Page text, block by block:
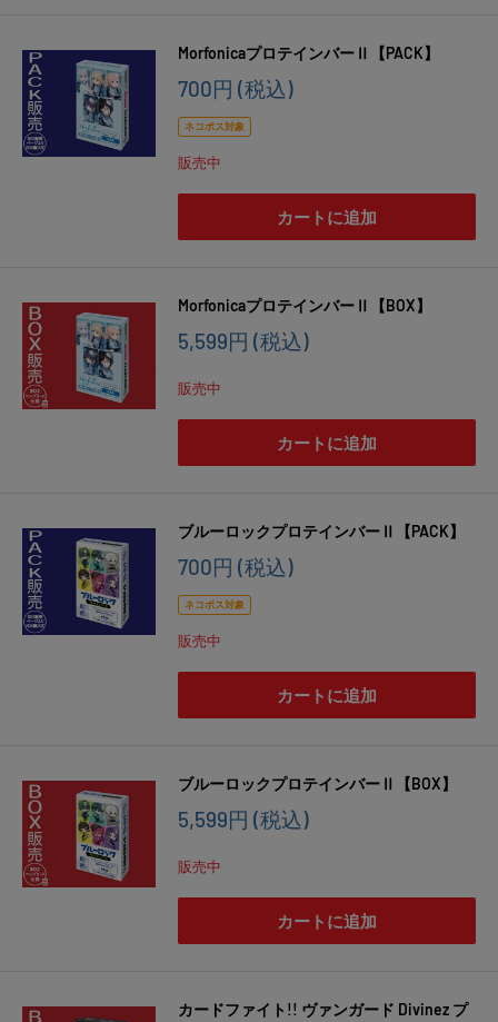
MorfonicaプロテインバーⅡ【PACK】
販
価
格
700円 (税込)
ネコポス対象
販売中
カートに追加
MorfonicaプロテインバーⅡ【BOX】
販
価
格
5,599円 (税込)
販売中
カートに追加
ブルーロックプロテインバーⅡ【PACK】
販
価
格
700円 (税込)
ネコポス対象
販売中
カートに追加
ブルーロックプロテインバーⅡ【BOX】
販
価
格
5,599円 (税込)
販売中
カートに追加
カードファイト!! ヴァンガード Divinez プ